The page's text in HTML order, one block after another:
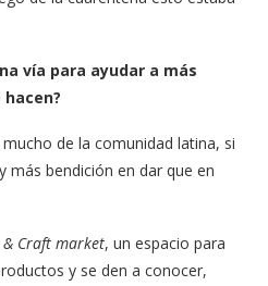
vía para ayudar a más
de la comunidad latina, si
más bendición en dar que en
Craft market, un espacio para
y se den a conocer,